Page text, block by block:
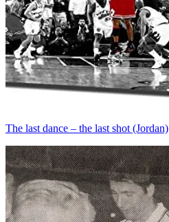
The last dance – the last shot (Jordan)